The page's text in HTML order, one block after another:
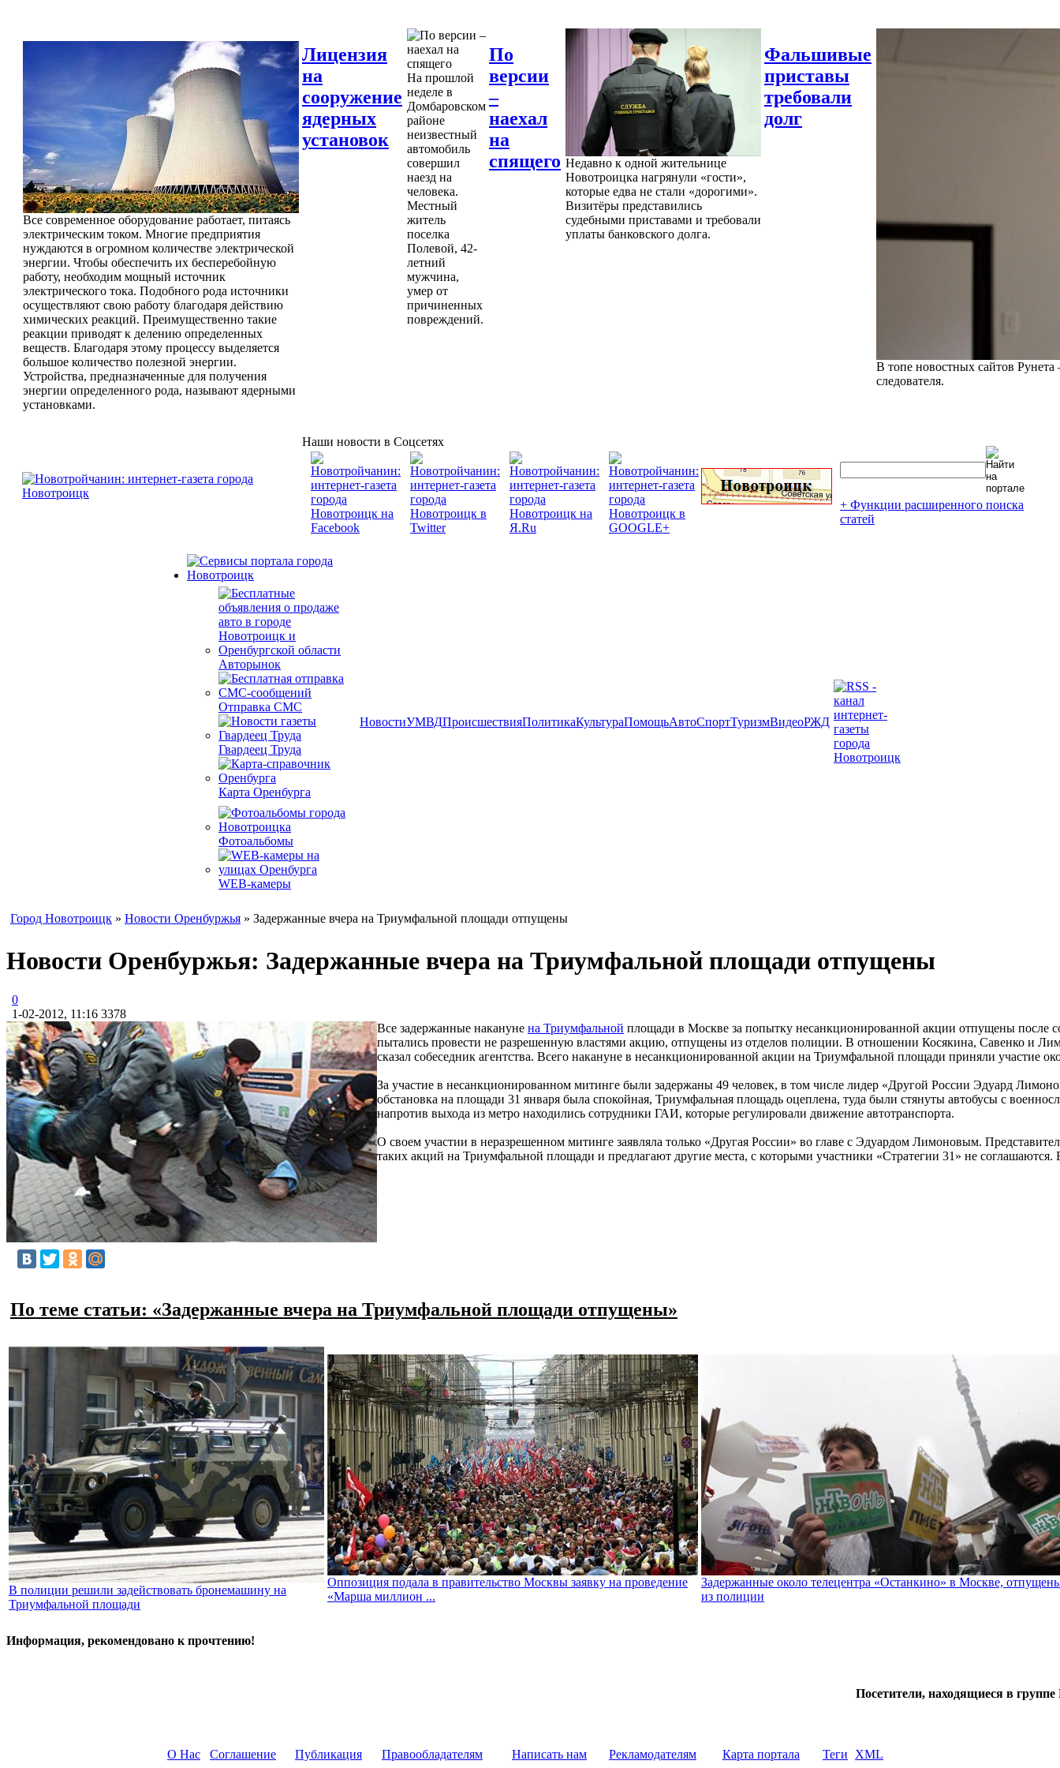
Все современное оборудование работает, питаясь
электрическим током. Многие предприятия
нуждаются в огромном количестве электрической
энергии. Чтобы обеспечить их бесперебойную
работу, необходим мощный источник
электрического тока. Подобного рода источники
осуществляют свою работу благодаря действию
химических реакций. Преимущественно такие
реакции приводят к делению определенных
веществ. Благодаря этому процессу выделяется
большое количество полезной энергии.
Устройства, предназначенные для получения
энергии определенного рода, называют ядерными
установками.
Лицензия
на
сооружение
ядерных
установок
На прошлой
неделе в
Домбаровском
районе
неизвестный
автомобиль
совершил
наезд на
человека.
Местный
житель
поселка
Полевой, 42-
летний
мужчина,
умер от
причиненных
повреждений.
По
версии
–
наехал
на
спящего Недавно к одной жительнице
Новотроицка нагрянули «гости»,
которые едва не стали «дорогими».
Визитёры представились
судебными приставами и требовали
уплаты банковского долга.
Фальшивые
приставы
требовали
долг
В топе новостных сайтов Рунета
следователя.
Наши новости в Соцсетях
+ Функции расширенного поиска
статей
Авторынок
Отправка СМС
Гвардеец Труда
Карта Оренбурга
Фотоальбомы
WEB-камеры
НовостиУМВДПроисшествияПолитикаКультураПомощьАвтоСпортТуризмВидеоРЖД
Город Новотроицк » Новости Оренбуржья » Задержанные вчера на Триумфальной площади отпущены
Новости Оренбуржья: Задержанные вчера на Триумфальной площади отпущены
0
1-02-2012, 11:16 3378
Все задержанные накануне на Триумфальной площади в Москве за попытку несанкционированной акции отпущены после
пытались провести не разрешенную властями акцию, отпущены из отделов полиции. В отношении Косякина, Савенко и
сказал собеседник агентства. Всего накануне в несанкционированной акции на Триумфальной площади приняли участие
За участие в несанкционированном митинге были задержаны 49 человек, в том числе лидер «Другой России Эдуард
обстановка на площади 31 января была спокойная, Триумфальная площадь оцеплена, туда были стянуты автобусы с
напротив выхода из метро находились сотрудники ГАИ, которые регулировали движение автотранспорта.
О своем участии в неразрешенном митинге заявляла только «Другая России» во главе с Эдуардом Лимоновым.
таких акций на Триумфальной площади и предлагают другие места, с которыми участники «Стратегии 31» не
По теме статьи: «Задержанные вчера на Триумфальной площади отпущены»
В полиции решили задействовать бронемашину на
Триумфальной площади
Оппозиция подала в правительство Москвы заявку на проведение
«Марша миллион ...
Задержанные около телецентра «Останкино» в Москве,
из полиции
Информация, рекомендовано к прочтению!
Посетители, находящиеся в группе
О Нас Соглашение Публикация Правообладателям Написать нам Рекламодателям Карта портала Теги XML